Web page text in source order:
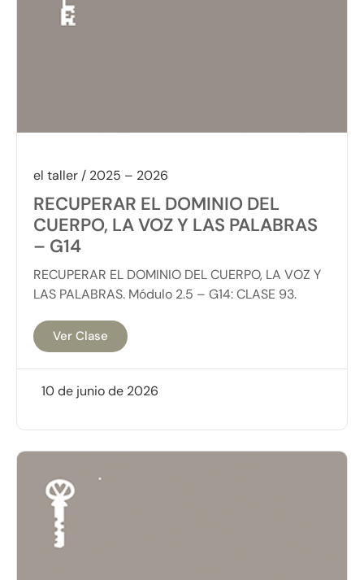
el taller / 2025 – 2026
RECUPERAR EL DOMINIO DEL
CUERPO, LA VOZ Y LAS PALABRAS
– G14
RECUPERAR EL DOMINIO DEL CUERPO, LA VOZ Y
LAS PALABRAS. Módulo 2.5 – G14: CLASE 93.
Ver Clase
10 de junio de 2026